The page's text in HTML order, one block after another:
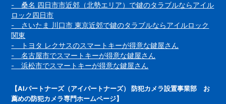
- 桑名 四日市市近郊（北勢エリア）で鍵のタラブルならアイル
ロック四日市
- さいたま 川口市 東京近郊で鍵のタラブルならアイルロック
関東
- トヨタ レクサスのスマートキーが得意な鍵屋さん
- 名古屋市でスマートキーが得意な鍵屋さん
- 浜松市でスマートキーが得意な鍵屋さん
【AIパートナーズ（アイパートナーズ） 防犯カメラ設置事業部 お
薦めの防犯カメラ専門ホームページ】